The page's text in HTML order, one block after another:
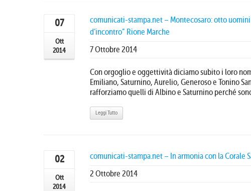
07
Ott
2014
comunicati-stampa.net – Montecosaro: otto
d’incontro” Rione Marche
7 Ottobre 2014
Con orgoglio e oggettività diciamo subito i loro
Emiliano, Saturnino, Aurelio, Generoso e Tonino
rafforziamo quelli di Albino e Saturnino perché
Leggi Tutto
02
Ott
2014
comunicati-stampa.net – In armonia con la Corale
2 Ottobre 2014